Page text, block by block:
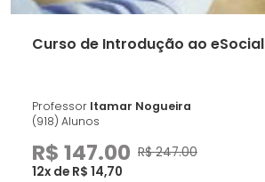
Curso de Introdução ao eSocial
Professor Itamar Nogueira
(918) Alunos
R$ 147.00 R$ 247.00
12x de R$ 14,70